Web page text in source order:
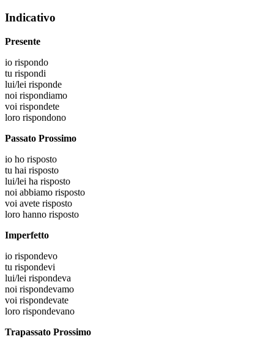
Indicativo
Presente
io rispondo
tu rispondi
lui/lei risponde
noi rispondiamo
voi rispondete
loro rispondono
Passato Prossimo
io ho risposto
tu hai risposto
lui/lei ha risposto
noi abbiamo risposto
voi avete risposto
loro hanno risposto
Imperfetto
io rispondevo
tu rispondevi
lui/lei rispondeva
noi rispondevamo
voi rispondevate
loro rispondevano
Trapassato Prossimo